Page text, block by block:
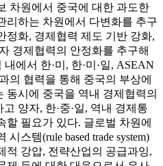
차원에서 중국에 대한 과도한
리하는 차원에서 다변화를 추구
정화, 경제협력 제도 기반 강화,
경제협력의 안정화를 추구해
에서 한·미, 한·미·일, ASEAN
의 협력을 통해 중국의 부상에
동시에 중국을 역내 경제협력의
양자, 한·중·일, 역내 경제통
할 필요가 있다. 글로벌 차원에
스템(rule based trade system)
적 강압, 전략산업의 공급과잉,